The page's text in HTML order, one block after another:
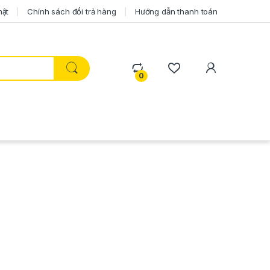
Chính sách đổi trả hàng Hướng dẫn thanh toán
0